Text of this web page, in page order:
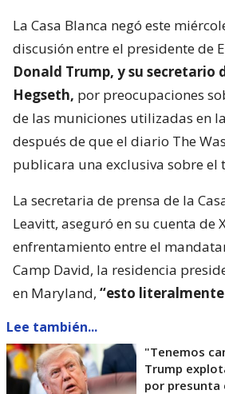
La Casa Blanca negó este
discusión entre el presidente de
Donald Trump, y su secretario
Hegseth, por preocupaciones
de las municiones utilizadas en
después de que el diario The
publicara una exclusiva sobre el
La secretaria de prensa de la
Leavitt, aseguró en su cuenta de
enfrentamiento entre el
Camp David, la residencia
en Maryland, “esto
Lee también...
"Tenemos
Trump
por presunta